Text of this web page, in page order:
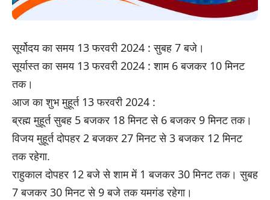
सूर्योदय का समय 13 फरवरी 2024 : सुबह 7 बजे।
सूर्यास्त का समय 13 फरवरी 2024 : शाम 6 बजकर 10 मिनट
तक।
आज का शुभ मुहूर्त 13 फरवरी 2024 :
ब्रह्म मुहूर्त सुबह 5 बजकर 18 मिनट से 6 बजकर 9 मिनट तक।
विजय मुहूर्त दोपहर 2 बजकर 27 मिनट से 3 बजकर 12 मिनट
तक रहेगा.
राहुकाल दोपहर 12 बजे से शाम में 1 बजकर 30 मिनट तक। सुबह
7 बजकर 30 मिनट से 9 बजे तक यमगंड रहेगा।